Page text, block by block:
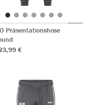
Präsentationshose
€